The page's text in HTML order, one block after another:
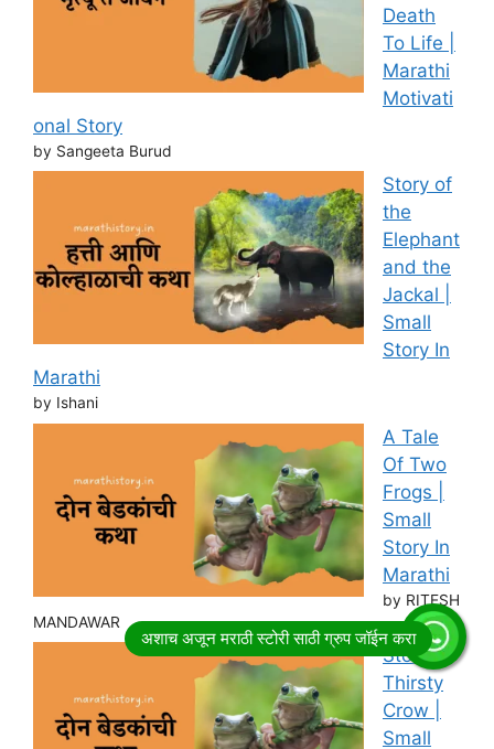
Death
To Life |
Marathi
Motivati
onal Story
by Sangeeta Burud
Story of
the
Elephant
and the
Jackal |
Small
Story In
Marathi
by Ishani
A Tale
Of Two
Frogs |
Small
Story In
Marathi
by RITESH
MANDAWAR
Story of
Thirsty
Crow |
Small